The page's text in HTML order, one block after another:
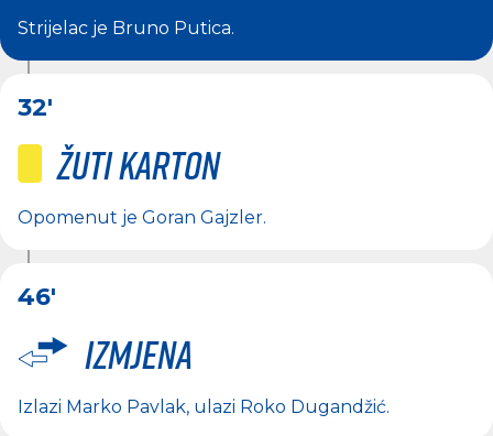
Strijelac je Bruno Putica.
32'
Žuti karton
Opomenut je Goran Gajzler.
46'
Izmjena
Izlazi Marko Pavlak, ulazi Roko Dugandžić.